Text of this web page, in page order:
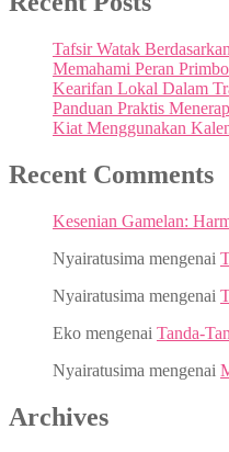
Tafsir Watak
Memahami Peran
Kearifan Lokal Dalam
Panduan Praktis
Kiat Menggunakan
Recent Comments
Kesenian Gamelan:
Nyairatusima mengenai
Nyairatusima mengenai
Eko mengenai Tanda-
Nyairatusima mengenai
Archives